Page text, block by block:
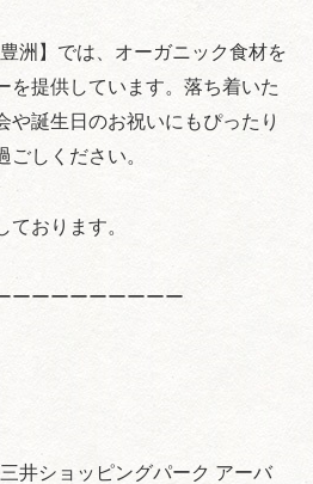
豊洲】では、オーガニック食材を
を提供しています。落ち着いた
や誕生日のお祝いにもぴったり
しください。
ております。
ーーーーーーーーー
井ショッピングパーク アーバ